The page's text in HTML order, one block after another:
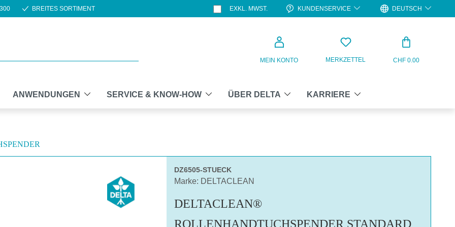
BREITES SORTIMENT EXKL. MWST. KUNDENSERVICE DEUTSCH
MEIN KONTO MERKZETTEL CHF 0.00
ANWENDUNGEN SERVICE & KNOW-HOW ÜBER DELTA KARRIERE
DZ6505-STUECK
Marke: DELTACLEAN
DELTACLEAN®
ROLLENHANDTUCHSPENDER STANDARD